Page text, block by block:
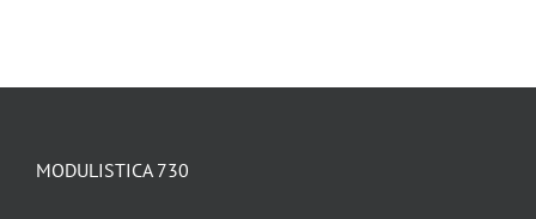
MODULISTICA 730